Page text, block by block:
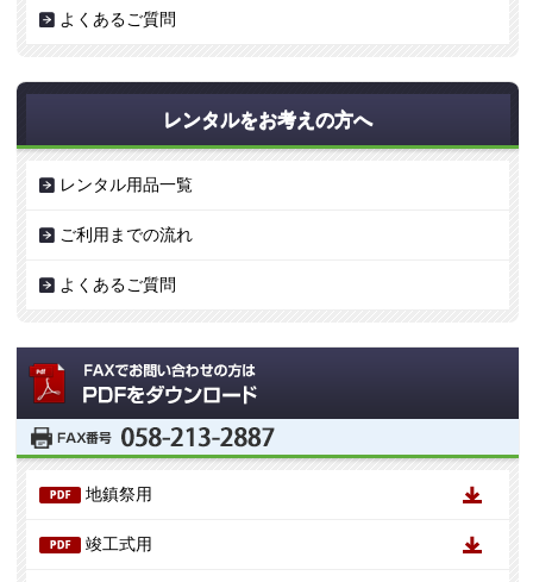
よくあるご質問
レンタルをお考えの方へ
レンタル用品一覧
ご利用までの流れ
よくあるご質問
地鎮祭用
竣工式用